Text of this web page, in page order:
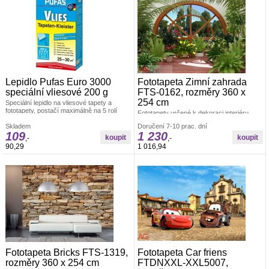
Lepidlo Pufas Euro 3000
speciální vliesové 200 g
Speciální lepidlo na vliesové tapety a
fototapety, postačí maximálně na 5 rolí
Skladem
109 ,-
90,29
Fototapeta Zimní zahrada
FTS-0162, rozměry 360 x
254 cm
Fototapety určené k dekoraci interiéru.
součástí balení. Vyrobeno v ČR. Snadné
lepení ve čtyřech dílech. Lepidlem se
natírá fototapeta. Offsetový tisk.
Doručení 7-10 prac. dní
1 230,-
1 016,94
Fototapeta Bricks FTS-1319,
rozměry 360 x 254 cm
Fototapeta Car friens
FTDNXXL-XXL5007,